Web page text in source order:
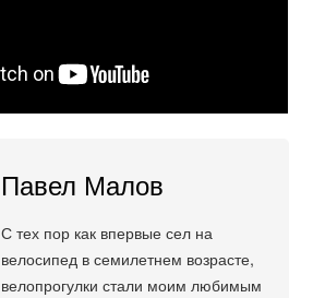
Павел Малов
С тех пор как впервые сел на
велосипед в семилетнем возрасте,
велопрогулки стали моим любимым